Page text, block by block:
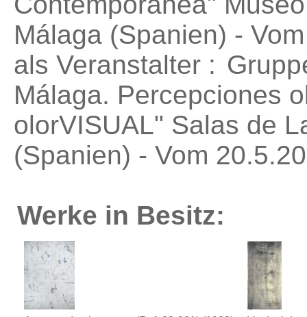
Málaga (Spanien) -
als Veranstalter :
Málaga. Percepciones
olorVISUAL" Salas de
(Spanien) - Vom
Werke in Besitz: